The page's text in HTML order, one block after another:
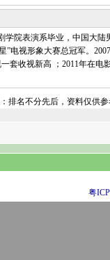
院表演系毕业，中国大陆
”电视形象大赛总冠军。
套收视新高 ；2011年在电
排名不分先后，资料仅供
粤